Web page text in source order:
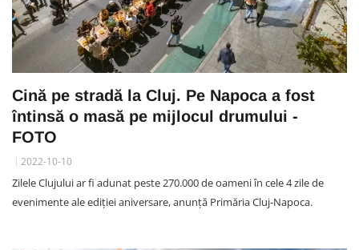
Cină pe stradă la Cluj. Pe Napoca a fost
întinsă o masă pe mijlocul drumului -
FOTO
2022-10-10
Zilele Clujului ar fi adunat peste 270.000 de oameni în cele 4 zile de
evenimente ale ediției aniversare, anunță Primăria Cluj-Napoca.